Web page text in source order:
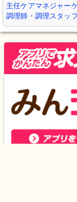
主任ケアマネジャー
調理師・調理スタッ